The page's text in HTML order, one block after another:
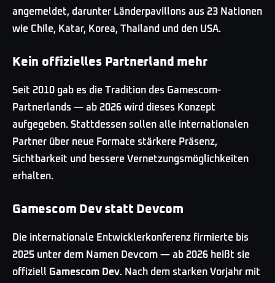
angemeldet, darunter Länderpavillons aus 23 Nationen
wie Chile, Katar, Korea, Thailand und den USA.
Kein offizielles Partnerland mehr
Seit 2010 gab es die Tradition des Gamescom-
Partnerlands — ab 2026 wird dieses Konzept
aufgegeben. Stattdessen sollen alle internationalen
Partner über neue Formate stärkere Präsenz,
Sichtbarkeit und bessere Vernetzungsmöglichkeiten
erhalten.
Gamescom Dev statt Devcom
Die internationale Entwicklerkonferenz firmierte bis
2025 unter dem Namen Devcom — ab 2026 heißt sie
offiziell Gamescom Dev. Nach dem starken Vorjahr mit